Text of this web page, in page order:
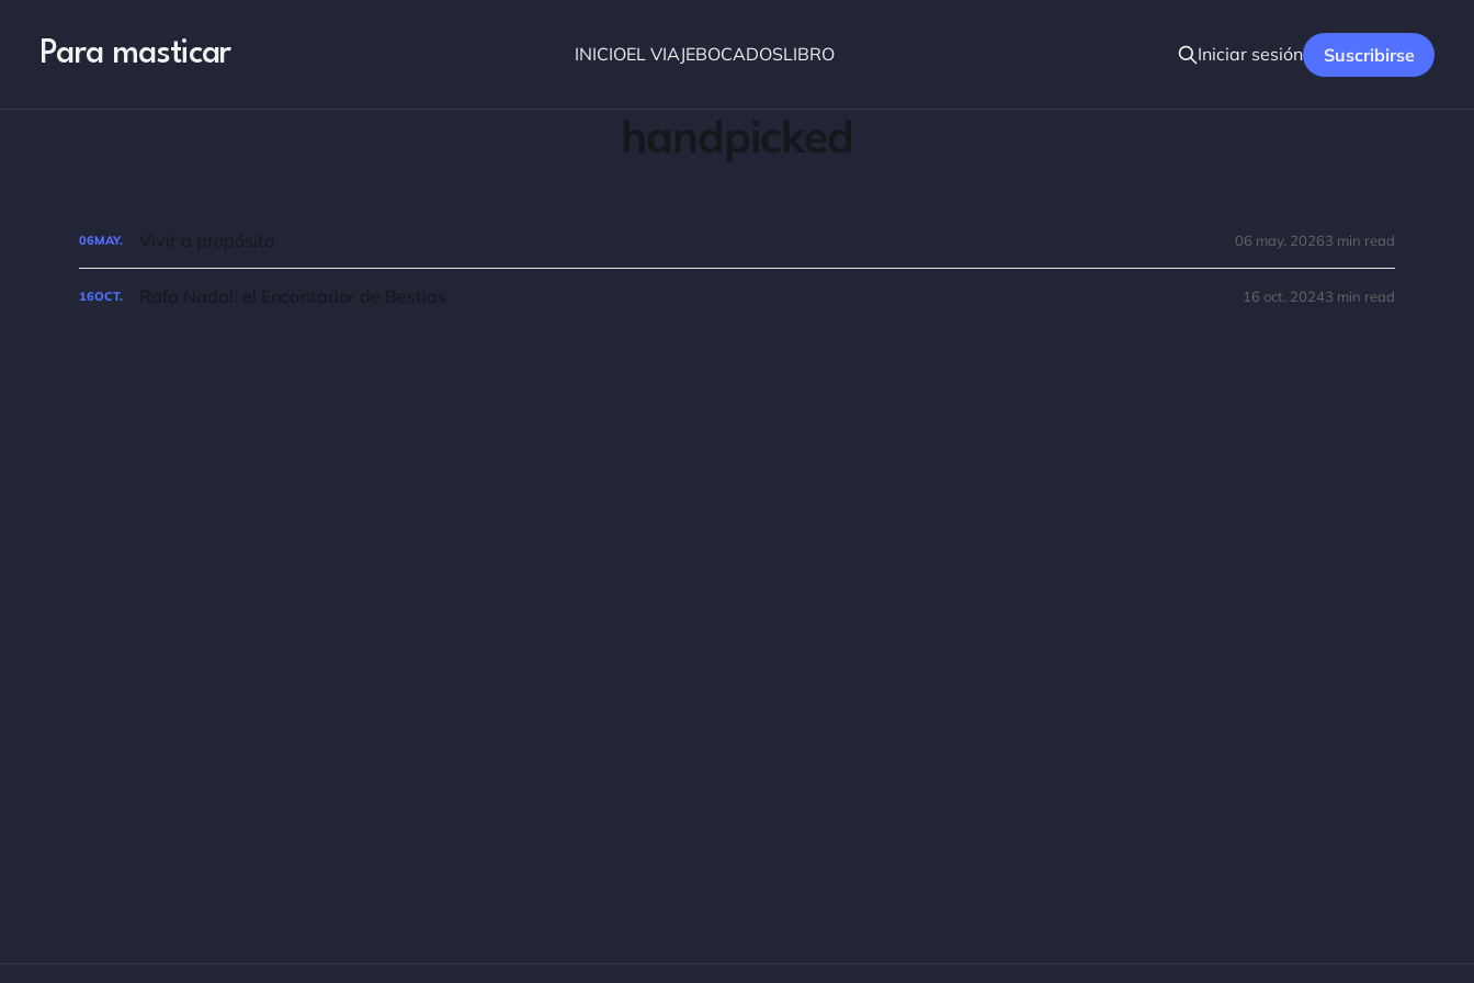
Para masticar INICIOEL VIAJEBOCADOSLIBRO Iniciar sesión Suscribirse
handpicked
06MAY. Vivir a propósito 06 may. 20263 min read
16OCT. Rafa Nadal: el Encantador de Bestias 16 oct. 20243 min read